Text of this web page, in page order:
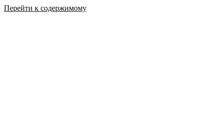
Перейти к содержимому